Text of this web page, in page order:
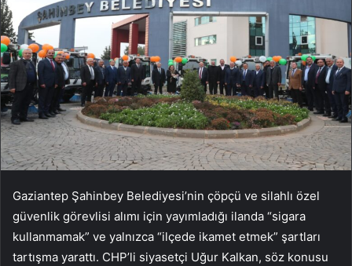
Gaziantep Şahinbey Belediyesi’nin çöpçü ve silahlı özel
güvenlik görevlisi alımı için yayımladığı ilanda “sigara
kullanmamak” ve yalnızca “ilçede ikamet etmek” şartları
tartışma yarattı. CHP’li siyasetçi Uğur Kalkan, söz konusu